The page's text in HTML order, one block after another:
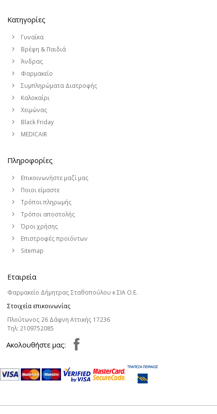
Κατηγορίες
Γυναίκα
Βρέφη & Παιδιά
Άνδρας
Φαρμακείο
Συμπληρώματα Διατροφής
Καλοκαίρι
Χειμώνας
Black Friday
MEDICAIR
Πληροφορίες
Επικοινωνήστε μαζί μας
Ποιοι είμαστε
Τρόποι πληρωμής
Τρόποι αποστολής
Όροι χρήσης
Επιστροφές προϊόντων
Sitemap
Εταιρεία
Φαρμακείο Δήμητρας Σταθοπούλου κ ΣΙΑ Ο.Ε.
Στοιχεία επικοινωνίας
Πλούτωνος 26 Δάφνη Αττικής 17236
Τηλ: 2109752085
Aκολουθήστε μας: